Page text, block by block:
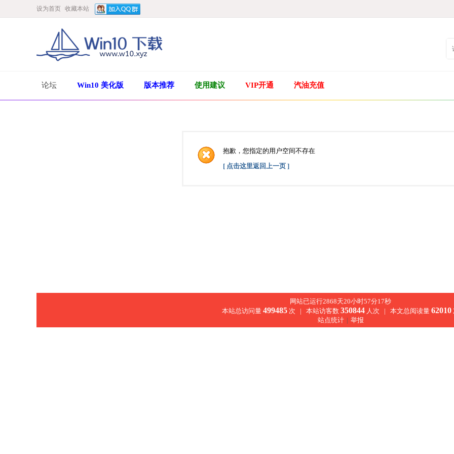
设为首页 收藏本站
论坛 Win10 美化版 版本推荐 使用建议 VIP开通 汽油充值
抱歉，您指定的用户空间不存在
[ 点击这里返回上一页 ]
网站已运行2868天20小时57分17秒
本站总访问量 499485次 | 本站访客数 350844人次 | 本文总阅读量 62010
站点统计 | 举报